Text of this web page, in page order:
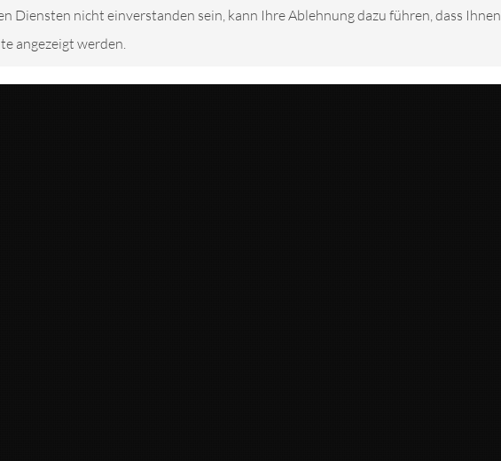
Diensten nicht einverstanden sein, kann Ihre Ablehnung dazu führen, dass Ihnen
angezeigt werden.